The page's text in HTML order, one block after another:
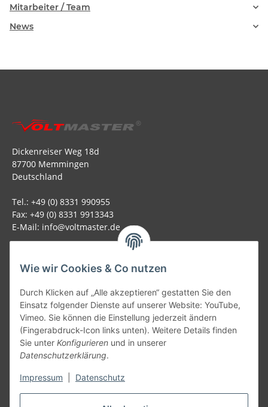
Wie wir Cookies & Co nutzen
Durch Klicken auf „Alle akzeptieren“ gestatten Sie den
Einsatz folgender Dienste auf unserer Website: YouTube,
Vimeo. Sie können die Einstellung jederzeit ändern
(Fingerabdruck-Icon links unten). Weitere Details finden
Sie unter Konfigurieren und in unserer
Datenschutzerklärung.
Impressum Datenschutz
Mitarbeiter / Team
News
Dickenreiser Weg 18d
87700 Memmingen
Deutschland
Tel.: +49 (0) 8331 990955
Fax: +49 (0) 8331 9913343
E-Mail: info@voltmaster.de
Allgemein
Teil unseres Netzwerks:
SmoliTec - Safety. Simplified. Worldwide. ( B2B Shop )
Vertrag widerrufen